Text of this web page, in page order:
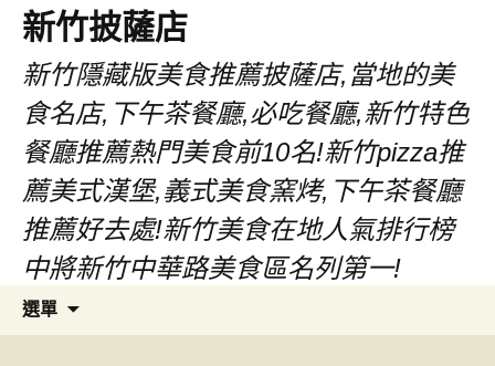
新竹披薩店
新竹隱藏版美食推薦披薩店,當地的美
食名店,下午茶餐廳,必吃餐廳,新竹特色
餐廳推薦熱門美食前10名!新竹pizza推
薦美式漢堡,義式美食窯烤,下午茶餐廳
推薦好去處!新竹美食在地人氣排行榜
中將新竹中華路美食區名列第一!
選單